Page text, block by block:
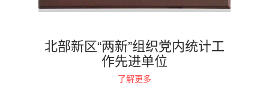
北部新区“两新”组织党内统计工
作先进单位
了解更多